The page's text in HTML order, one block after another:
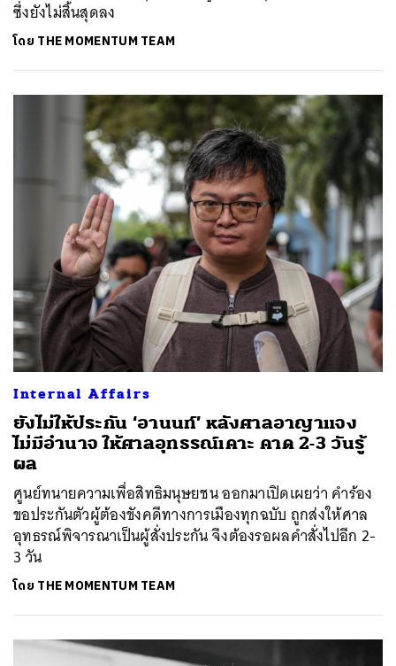
ซึ่งยังไม่สิ้นสุดลง
โดย THE MOMENTUM TEAM
Internal Affairs
ยังไม่ให้ประกัน ‘อานนท์’ หลังศาลอาญาแจง
ไม่มีอำนาจ ให้ศาลอุทธรณ์เคาะ คาด 2-3 วันรู้
ผล
ศูนย์ทนายความเพื่อสิทธิมนุษยชน ออกมาเปิดเผยว่า คำร้อง
ขอประกันตัวผู้ต้องขังคดีทางการเมืองทุกฉบับ ถูกส่งให้ศาล
อุทธรณ์พิจารณาเป็นผู้สั่งประกัน จึงต้องรอผลคำสั่งไปอีก 2-
3 วัน
โดย THE MOMENTUM TEAM